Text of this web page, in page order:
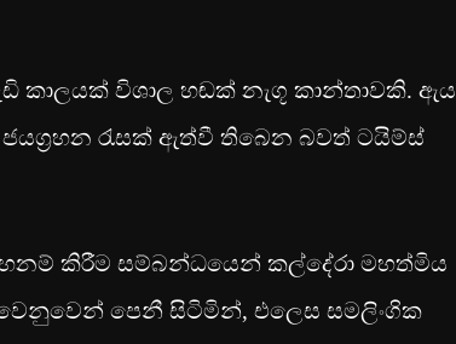
කාලයක් විශාල හඬක් නැගූ කාන්තාවකි. ඇය
රැසක් ඇත්වී තිබෙන බවත් ටයිම්ස්
කිරීම සම්බන්ධයෙන් කල්දේරා මහත්මිය
පෙනී සිටිමින්, එලෙස සමලිංගික